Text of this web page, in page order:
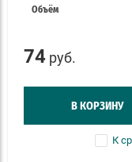
Объём
74 руб.
В КОРЗИНУ
К